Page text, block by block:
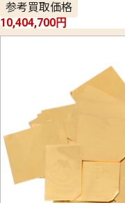
参考買取価格
10,404,700円